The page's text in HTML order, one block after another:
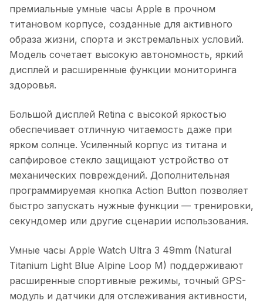
премиальные умные часы Apple в прочном
титановом корпусе, созданные для активного
образа жизни, спорта и экстремальных условий.
Модель сочетает высокую автономность, яркий
дисплей и расширенные функции мониторинга
здоровья.
Большой дисплей Retina с высокой яркостью
обеспечивает отличную читаемость даже при
ярком солнце. Усиленный корпус из титана и
сапфировое стекло защищают устройство от
механических повреждений. Дополнительная
программируемая кнопка Action Button позволяет
быстро запускать нужные функции — тренировки,
секундомер или другие сценарии использования.
Умные часы Apple Watch Ultra 3 49mm (Natural
Titanium Light Blue Alpine Loop M) поддерживают
расширенные спортивные режимы, точный GPS-
модуль и датчики для отслеживания активности,